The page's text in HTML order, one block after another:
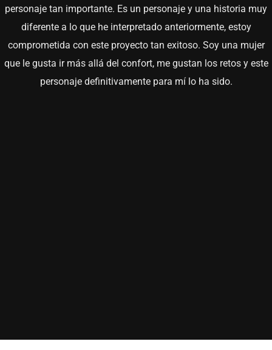
personaje tan importante. Es un personaje y una historia muy
diferente a lo que he interpretado anteriormente, estoy
comprometida con este proyecto tan exitoso. Soy una mujer
que le gusta ir más allá del confort, me gustan los retos y este
personaje definitivamente para mí lo ha sido.